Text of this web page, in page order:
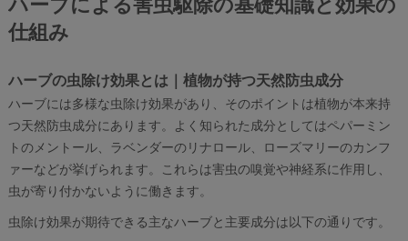
仕組み
ハーブの虫除け効果とは｜植物が持つ天然防虫成分
ハーブには多様な虫除け効果があり、そのポイントは植物が本来持
つ天然防虫成分にあります。よく知られた成分としてはペパーミン
トのメントール、ラベンダーのリナロール、ローズマリーのカンフ
ァーなどが挙げられます。これらは害虫の嗅覚や神経系に作用し、
虫が寄り付かないように働きます。
虫除け効果が期待できる主なハーブと主要成分は以下の通りです。